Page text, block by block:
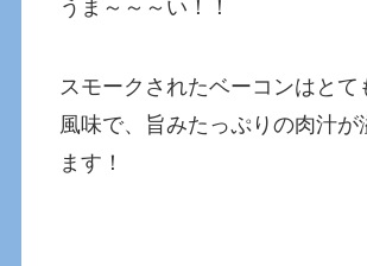
うま～～～い！！
スモークされたベーコンはとて
風味で、旨みたっぷりの肉汁が
ます！